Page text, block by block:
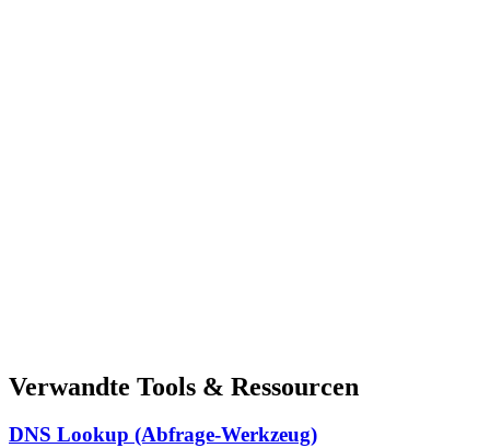
Verwandte Tools & Ressourcen
DNS Lookup (Abfrage-Werkzeug)